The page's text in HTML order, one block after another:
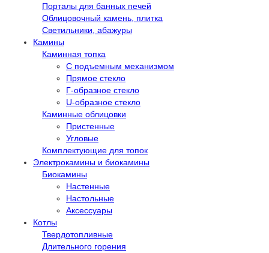
Порталы для банных печей
Облицовочный камень, плитка
Светильники, абажуры
Камины
Каминная топка
С подъемным механизмом
Прямое стекло
Г-образное стекло
U-образное стекло
Каминные облицовки
Пристенные
Угловые
Комплектующие для топок
Электрокамины и биокамины
Биокамины
Настенные
Настольные
Аксессуары
Котлы
Твердотопливные
Длительного горения